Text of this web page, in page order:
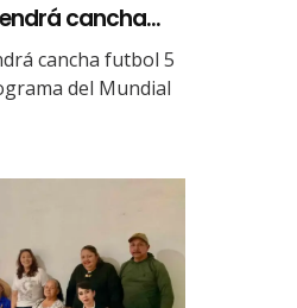
cancha...
cancha futbol 5
del Mundial